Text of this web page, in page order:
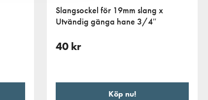
Slangsockel för 19mm slang x
Utvändig gänga hane 3/4″
40 kr
Köp nu!